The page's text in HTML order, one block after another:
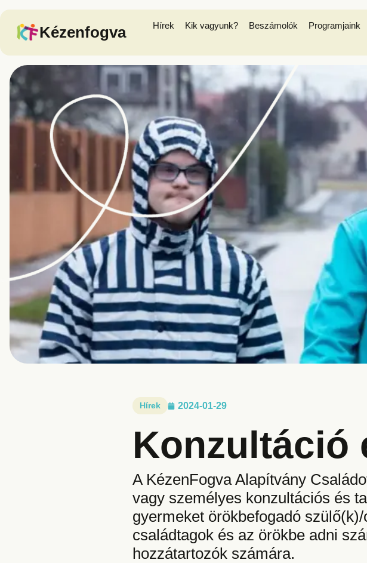
Kézenfogva Hírek Kik vagyunk? Beszámolók Programjaink
Hírek 2024-01-29
Konzultáció
A KézenFogva Alapítvány
vagy személyes konzultációs és
gyermeket örökbefogadó
családtagok és az örökbe adni
hozzátartozók számára.